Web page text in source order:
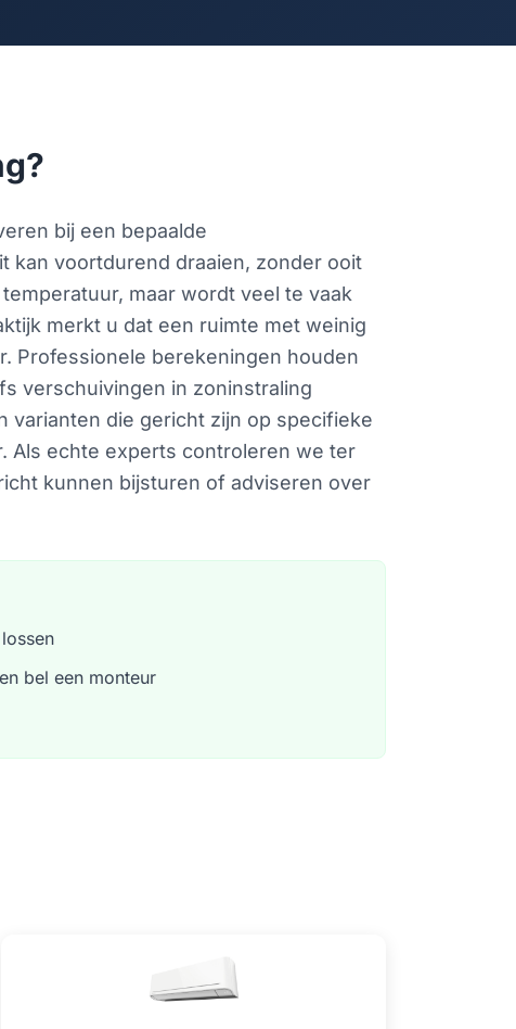
bij een bepaalde
kan voortdurend draaien, zonder ooit
maar wordt veel te vaak
merkt u dat een ruimte met weinig
Professionele berekeningen houden
verschuivingen in zoninstraling
varianten die gericht zijn op specifieke
Als echte experts controleren we ter
kunnen bijsturen of adviseren over
bel een monteur